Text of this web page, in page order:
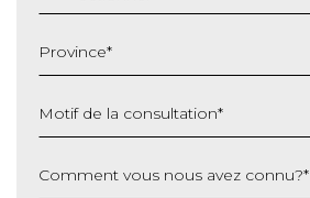
MM
AAAA
Province*
Motif de la consultation*
Comment vous nous avez connu?*